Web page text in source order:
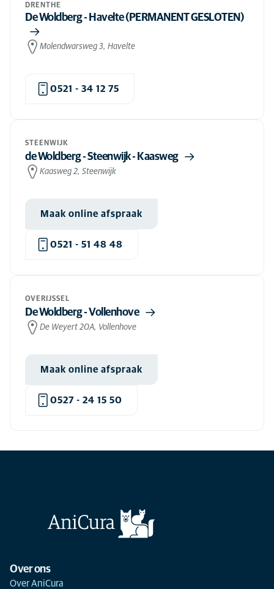
DRENTHE
De Woldberg - Havelte (PERMANENT GESLOTEN)
Molendwarsweg 3, Havelte
0521 - 34 12 75
STEENWIJK
de Woldberg - Steenwijk - Kaasweg
Kaasweg 2, Steenwijk
Maak online afspraak
0521 - 51 48 48
OVERIJSSEL
De Woldberg - Vollenhove
De Weyert 20A, Vollenhove
Maak online afspraak
0527 - 24 15 50
Over ons
Over AniCura